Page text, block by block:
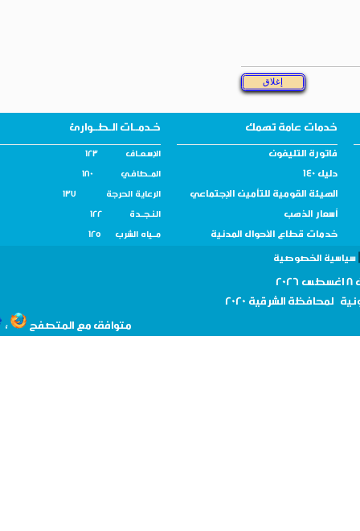
خدمات عامة تهمك خـدمــات الـطــوارئ
فاتورة التليفون الإسـعــاف 123
دليل 140 المــطافـي 180
الهيئة القومية للتأمين الإجتماعي الرعاية الحرجة 137
أسعار الذهب النـجــدة 122
خدمات قطاع الأحوال المدنية مــياه الشرب 125
الخصوصية
لمحافظةالشرقية 2020
متوافق مع المتصفح ،